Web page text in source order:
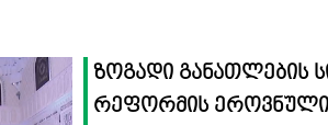
ზოგადი განათლების
რეფორმის